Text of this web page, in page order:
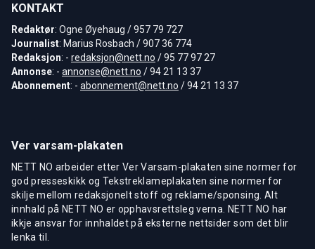
KONTAKT
Redaktør: Ogne Øyehaug / 957 79 727
Journalist: Marius Rosbach / 907 36 774
Redaksjon: - redaksjon@nett.no / 95 77 97 27
Annonse: - annonse@nett.no / 94 21 13 37
Abonnement: - abonnement@nett.no / 94 21 13 37
Ver varsam-plakaten
NETT NO arbeider etter Ver Varsam-plakaten sine normer for
god presseskikk og Tekstreklameplakaten sine normer for
skilje mellom redaksjonelt stoff og reklame/sponsing. Alt
innhald på NETT NO er opphavsrettsleg verna. NETT NO har
ikkje ansvar for innhaldet på eksterne nettsider som det blir
lenka til.